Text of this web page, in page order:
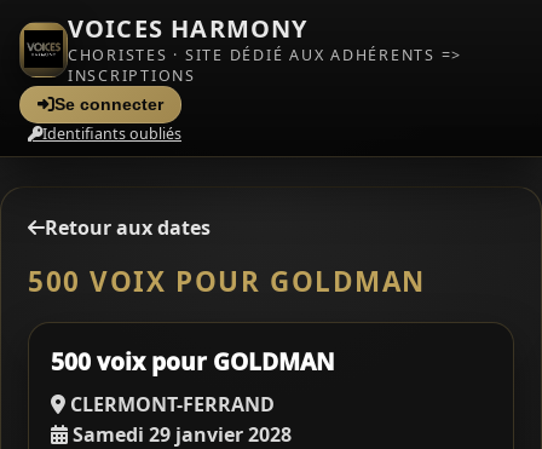
VOICES HARMONY
CHORISTES · SITE DÉDIÉ AUX ADHÉRENTS =>
INSCRIPTIONS
Se connecter
Identifiants oubliés
Retour aux dates
500 VOIX POUR GOLDMAN
500 voix pour GOLDMAN
CLERMONT-FERRAND
Samedi 29 janvier 2028